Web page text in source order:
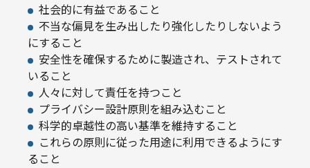
社会的に有益であること
不当な偏見を生み出したり強化したりしないよう
にすること
安全性を確保するために製造され、テストされて
いること
人々に対して責任を持つこと
プライバシー設計原則を組み込むこと
科学的卓越性の高い基準を維持すること
これらの原則に従った用途に利用できるようにす
ること